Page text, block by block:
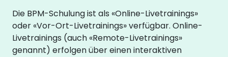
Die BPM-Schulung ist als «Online-Livetrainings»
oder «Vor-Ort-Livetrainings» verfügbar. Online-
Livetrainings (auch «Remote-Livetrainings»
genannt) erfolgen über einen interaktiven